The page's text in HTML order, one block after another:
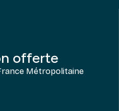
offerte
Métropolitaine